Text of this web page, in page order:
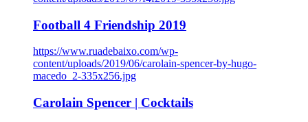
Football 4 Friendship 2019
https://www.ruadebaixo.com/wp-
content/uploads/2019/06/carolain-spencer-by-hugo-
macedo_2-335x256.jpg
Carolain Spencer | Cocktails